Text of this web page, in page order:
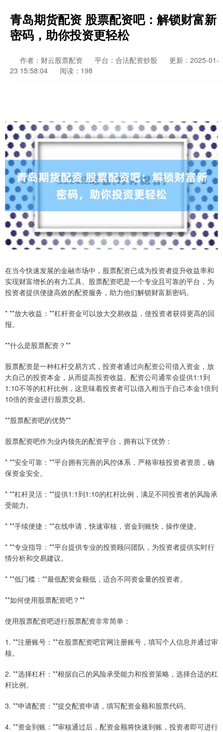
青岛期货配资 股票配资吧：解锁财富新
密码，助你投资更轻松
作者：财云股票配资 平台：合法配资炒股
更新：2025-01-
23 15:58:04
阅读：198
在当今快速发展的金融市场中，股票配资已成为投资者提升收益率和
实现财富增长的有力工具。股票配资吧是一个专业且可靠的平台，为
投资者提供便捷高效的配资服务，助力他们解锁财富新密码。
* **放大收益：**杠杆资金可以放大交易收益，使投资者获得更高的回
报。
**什么是股票配资？**
股票配资是一种杠杆交易方式，投资者通过向配资公司借入资金，放
大自己的投资本金，从而提高投资收益。配资公司通常会提供1:1到
1:10不等的杠杆比例，这意味着投资者可以借入相当于自己本金1倍到
10倍的资金进行股票交易。
**股票配资吧的优势**
股票配资吧作为业内领先的配资平台，拥有以下优势：
* **安全可靠：**平台拥有完善的风控体系，严格审核投资者资质，确
保资金安全。
* **杠杆灵活：**提供1:1到1:10的杠杆比例，满足不同投资者的风险承
受能力。
* **手续便捷：**在线申请，快速审核，资金到账快，操作便捷。
* **专业指导：**平台提供专业的投资顾问团队，为投资者提供实时行
情分析和交易建议。
* **低门槛：**最低配资金额低，适合不同资金量的投资者。
**如何使用股票配资吧？**
使用股票配资吧进行股票配资非常简单：
1. **注册账号：**在股票配资吧官网注册账号，填写个人信息并通过审
核。
2. **选择杠杆：**根据自己的风险承受能力和投资策略，选择合适的杠
杆比例。
3. **申请配资：**提交配资申请，填写配资金额和股票代码。
4. **资金到账：**审核通过后，配资金额将快速到账，投资者即可进行